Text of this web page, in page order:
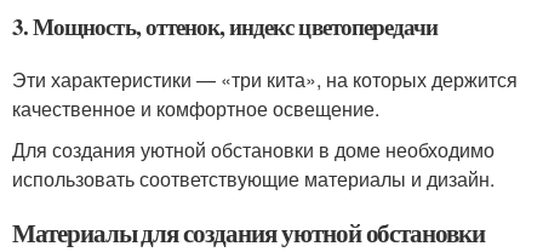
3. Мощность, оттенок, индекс цветопередачи
Эти характеристики — «три кита», на которых держится
качественное и комфортное освещение.
Для создания уютной обстановки в доме необходимо
использовать соответствующие материалы и дизайн.
Материалы для создания уютной обстановки